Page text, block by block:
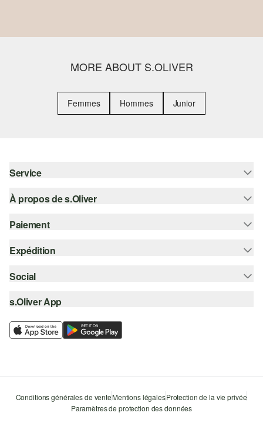
MORE ABOUT S.OLIVER
Femmes Hommes Junior
Service
Aide - FAQ
Guide des tailles
À propos de s.Oliver
S'abonner à la Newsletter
s.Oliver Card
Liste d'envies
Durabilité
Paiement
Sur facture
Carte de crédit
Klarna
Expédition
Suivi de colis
SwissPost
My Post 24
Social
instagram
facebook
s.Oliver App
Conditions générales de venteMentions légalesProtection de la vie privée
Paramètres de protection des données